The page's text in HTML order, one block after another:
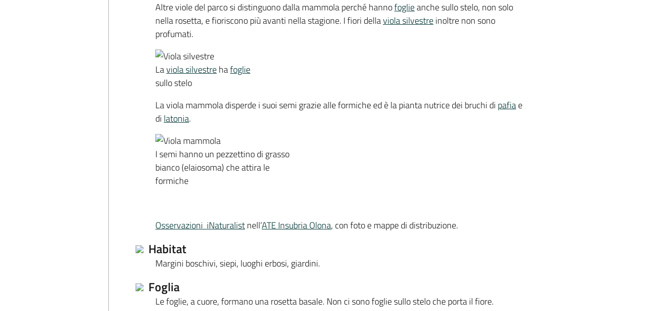
Altre viole del parco si distinguono dalla mammola perché hannofoglieanche sullo stelo, non solo
nella rosetta, e fioriscono più avanti nella stagione. I fiori dellaviola silvestreinoltre non sono
profumati.
Laviola silvestrehafoglie
sullo stelo
La viola mammola disperde i suoi semi grazie alle formiche ed è la pianta nutrice dei bruchi di pafiae
di latonia.
I semi hanno un pezzettino di grasso
bianco (elaiosoma) che attira le
formiche
Osservazioni iNaturalistnell’ATE Insubria Olona, con foto e mappe di distribuzione.
Habitat
Margini boschivi, siepi, luoghi erbosi, giardini.
Foglia
Le foglie, a cuore, formano una rosetta basale. Non ci sono foglie sullo stelo che porta il fiore.